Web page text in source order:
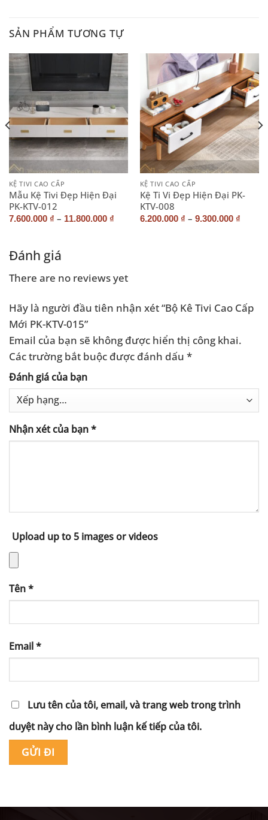
SẢN PHẨM TƯƠNG TỰ
KỆ TIVI CAO CẤP
Mẫu Kệ Tivi Đẹp Hiện Đại
PK-KTV-012
7.600.000 ₫ – 11.800.000 ₫
KỆ TIVI CAO CẤP
Kệ Ti Vi Đẹp Hiện Đại PK-
KTV-008
6.200.000 ₫ – 9.300.000 ₫
Đánh giá
There are no reviews yet
Hãy là người đầu tiên nhận xét “Bộ Kê Tivi Cao Cấp
Mới PK-KTV-015”
Email của bạn sẽ không được hiển thị công khai.
Các trường bắt buộc được đánh dấu *
Đánh giá của bạn
Nhận xét của bạn*
Upload up to 5 images or videos
Tên*
Email*
Lưu tên của tôi, email, và trang web trong trình
duyệt này cho lần bình luận kế tiếp của tôi.